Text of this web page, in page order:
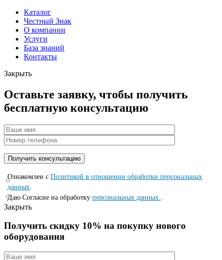
Каталог
Честный Знак
О компании
Услуги
База знаний
Контакты
Закрыть
Оставьте заявку, чтобы получить
бесплатную консультацию
Ознакомлен с Политикой в отношении обработки персональных
данных
Даю Согласие на обработку персональных данных.
Закрыть
Получить скидку 10% на покупку нового
оборудования